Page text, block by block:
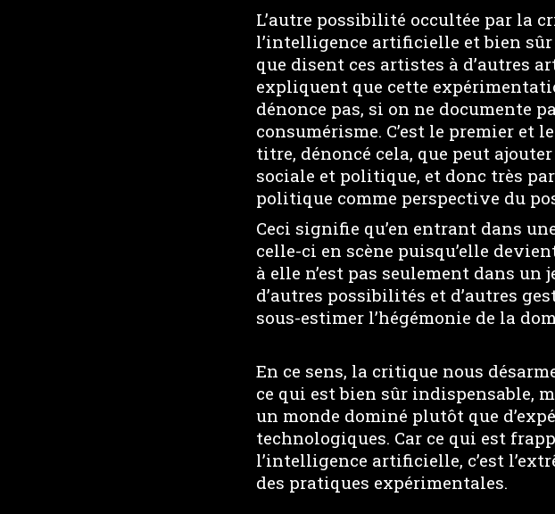
L’autre possibilité occultée par la
l’intelligence artificielle et bien
que disent ces artistes à d’autres
expliquent que cette
dénonce pas, si on ne documente
consumérisme. C’est le premier et
titre, dénoncé cela, que peut
sociale et politique, et donc très
politique comme perspective du
Ceci signifie qu’en entrant dans
celle-ci en scène puisqu’elle
à elle n’est pas seulement dans
d’autres possibilités et d’autres
sous-estimer l’hégémonie de la
En ce sens, la critique nous
ce qui est bien sûr indispensable,
un monde dominé plutôt que
technologiques. Car ce qui est
l’intelligence artificielle, c’est
des pratiques expérimentales.